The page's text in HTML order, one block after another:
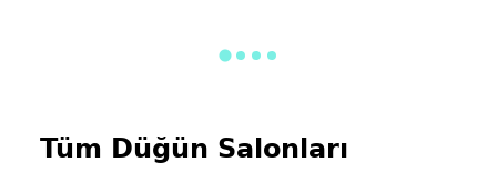
Tüm Düğün Salonları